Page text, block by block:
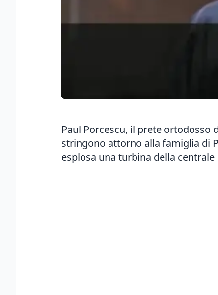
Paul Porcescu, il prete ortodosso
stringono attorno alla famiglia di
esplosa una turbina della centrale